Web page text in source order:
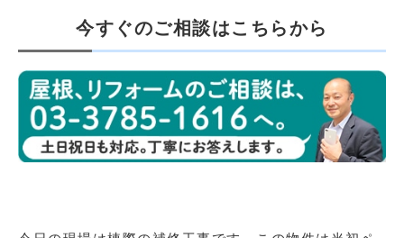
今すぐのご相談はこちらから